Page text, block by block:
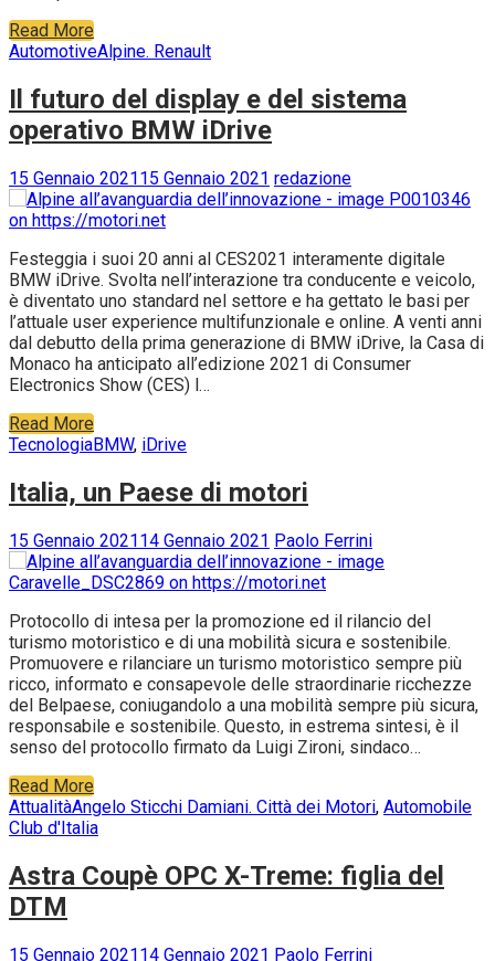
auto sportive innovative, autentiche ed esclusive.…
AutomotiveAlpine. Renault
Il futuro del display e del sistema
operativo BMW iDrive
15 Gennaio 202115 Gennaio 2021
Festeggia i suoi 20 anni al CES2021 interamente digitale
BMW iDrive. Svolta nell’interazione tra conducente e veicolo,
è diventato uno standard nel settore e ha gettato le basi per
l’attuale user experience multifunzionale e online. A venti anni
dal debutto della prima generazione di BMW iDrive, la Casa di
Monaco ha anticipato all’edizione 2021 di Consumer
Electronics Show (CES) l…
TecnologiaBMW,iDrive
Italia, un Paese di motori
15 Gennaio 202114 Gennaio 2021 Paolo Ferrini
Protocollo di intesa per la promozione ed il rilancio del
turismo motoristico e di una mobilità sicura e sostenibile.
Promuovere e rilanciare un turismo motoristico sempre più
ricco, informato e consapevole delle straordinarie ricchezze
del Belpaese, coniugandolo a una mobilità sempre più sicura,
responsabile e sostenibile. Questo, in estrema sintesi, è il
senso del protocollo firmato da Luigi Zironi, sindaco…
Read More
Club d'Italia
Astra Coupè OPC X-Treme: figlia del
DTM